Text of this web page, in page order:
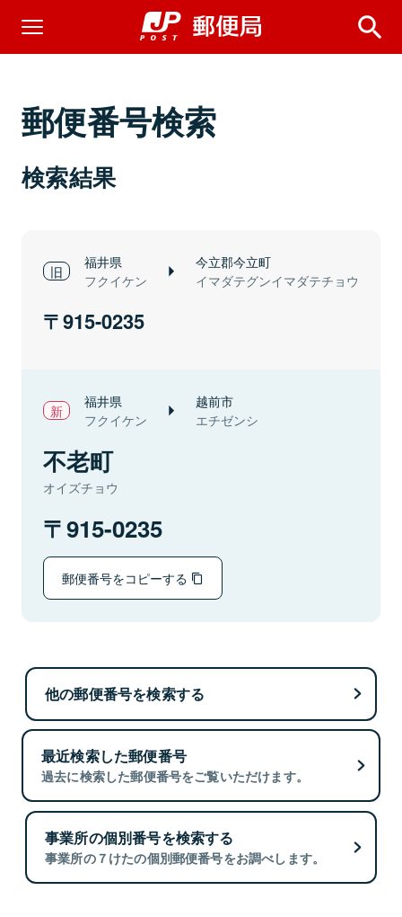
郵便番号検索
検索結果
福井県
フクイケン
今立郡今立町
イマダテグンイマダテチョウ
915-0235
福井県
フクイケン
越前市
エチゼンシ
不老町
オイズチョウ
915-0235
郵便番号をコピーする
他の郵便番号を検索する
最近検索した郵便番号
過去に検索した郵便番号をご覧いただけます。
事業所の個別番号を検索する
事業所の７けたの個別郵便番号をお調べします。